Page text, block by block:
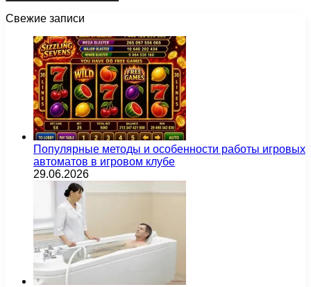
Свежие записи
Популярные методы и особенности работы игровых
автоматов в игровом клубе
29.06.2026